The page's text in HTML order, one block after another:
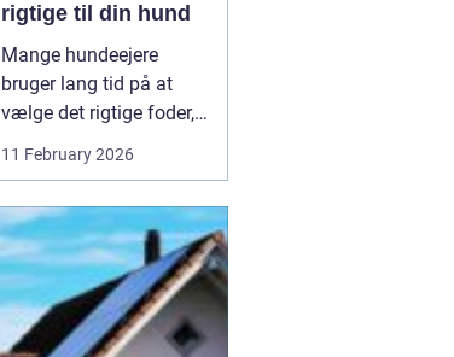
rigtige til din hund
Mange hundeejere
bruger lang tid på at
vælge det rigtige foder,
men selve skålen bliver
ofte en eftertanke. Det er
har...
11 February 2026